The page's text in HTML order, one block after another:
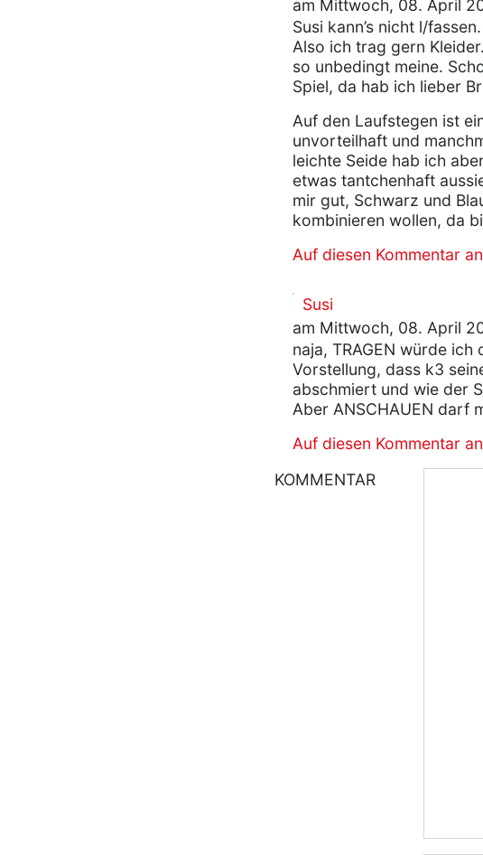
am Mittwoch, 08. April
Susi kann’s nicht l/
Also ich trag gern
so unbedingt meine.
Spiel, da hab ich lieber
Auf den Laufstegen ist
unvorteilhaft und
leichte Seide hab ich
etwas tantchenhaft
mir gut, Schwarz und
kombinieren wollen, da
Auf diesen Kommentar
Susi
am Mittwoch, 08. April
naja, TRAGEN würde
Vorstellung, dass k3
abschmiert und wie der
Aber ANSCHAUEN darf
Auf diesen Kommentar
KOMMENTAR